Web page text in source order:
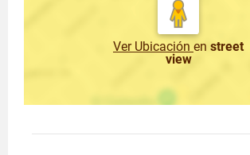
Ver Ubicación en street
view